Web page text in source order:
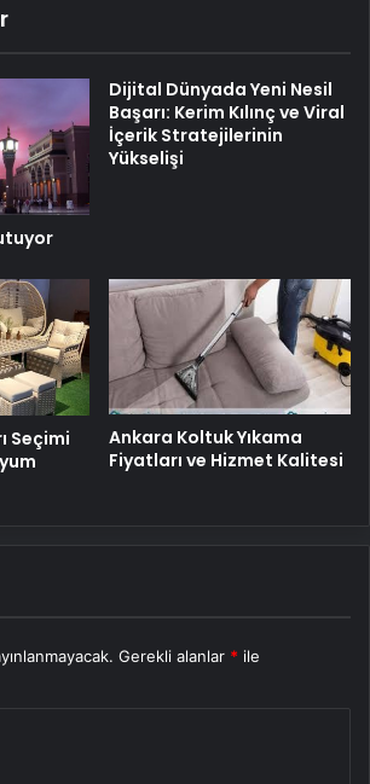
Dijital Dünyada Yeni Nesil
Başarı: Kerim Kılınç ve Viral
İçerik Stratejilerinin
Yükselişi
Seçimi
Ankara Koltuk Yıkama
Fiyatları ve Hizmet Kalitesi
Gerekli alanlar * ile